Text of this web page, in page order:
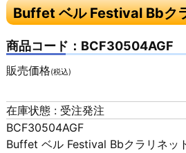
Buffet ベル Festival Bbク
商品コード：BCF30504AGF
販売価格(税込)
在庫状態 : 受注発注
BCF30504AGF
Buffet ベル Festival Bbクラリネッ